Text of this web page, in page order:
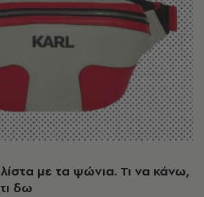
με τα ψώνια. Τι να κάνω,
δω